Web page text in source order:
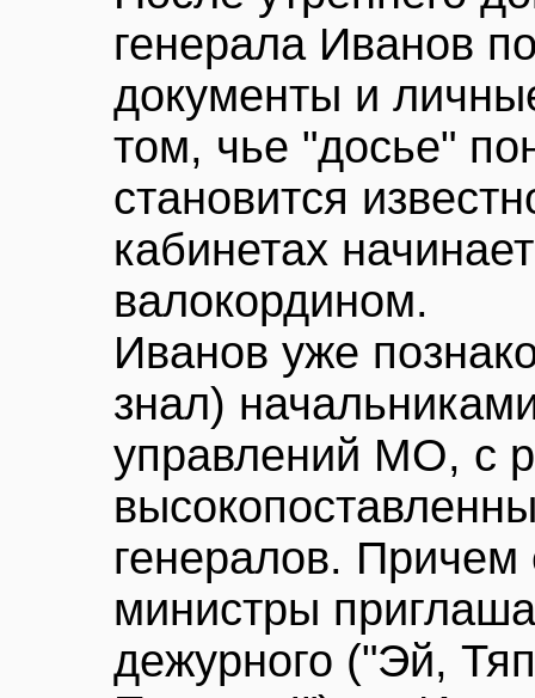
генерала Иванов
документы и
том, чье "досье"
становится
кабинетах
валокордином.
Иванов уже
знал)
управлений МО, с
генералов.
министры
дежурного ("Эй,